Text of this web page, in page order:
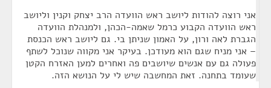
אני רוצה להודות ליושב ראש הוועדה הרב יצחק וקנין וליושב
ראש הוועדה הקבוע כרמל שאמה-הכהן, ולמנהלת הוועדה
הגברת לאה ורון, על האמון שניתן בי. גם ליושב ראש הכנסת
– אני מניח שגם הוא מעודכן. בעיקר אני מקווה שנוכל לשתף
פעולה גם עם אנשים שיושבים פה ואחרים למען האזרח הקטן
שעומד בתחנה. זאת המחשבה שיש לי על הנושא הזה.